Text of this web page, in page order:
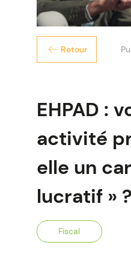
Retour
EHPAD :
activité
elle un
lucratif » ?
Fiscal